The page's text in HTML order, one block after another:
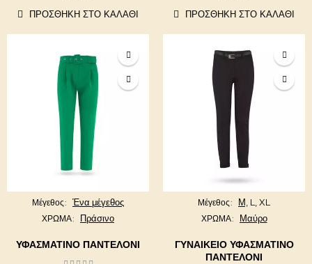
ΠΡΟΣΘΉΚΗ ΣΤΟ ΚΑΛΆΘΙ ΠΡΟΣΘΉΚΗ ΣΤΟ ΚΑΛΆΘΙ
Μέγεθος Ένα μέγεθος
ΧΡΩΜΑ Πράσινο
ΥΦΑΣΜΑΤΙΝΟ ΠΑΝΤΕΛΟΝΙ
Μέγεθος Μ, L, XL
ΧΡΩΜΑ Μαύρο
ΓΥΝΑΙΚΕΊΟ ΥΦΑΣΜΆΤΙΝΟ
ΠΑΝΤΕΛΌΝΙ